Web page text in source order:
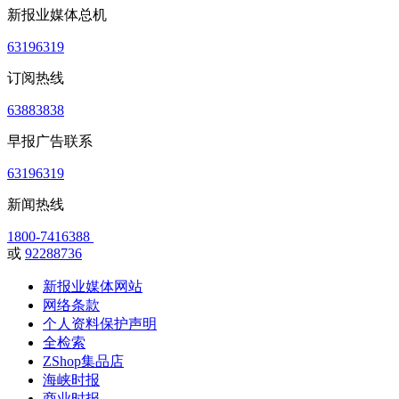
新报业媒体总机
63196319
订阅热线
63883838
早报广告联系
63196319
新闻热线
1800-7416388
或 92288736
新报业媒体网站
网络条款
个人资料保护声明
全检索
ZShop集品店
海峡时报